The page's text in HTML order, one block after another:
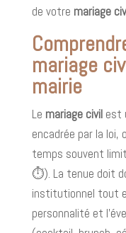
de votre mariage
mariage
mairie
Le mariage civilest
encadrée par la loi,
temps souvent
⏱️). La tenue doit
institutionnel tout
personnalité et